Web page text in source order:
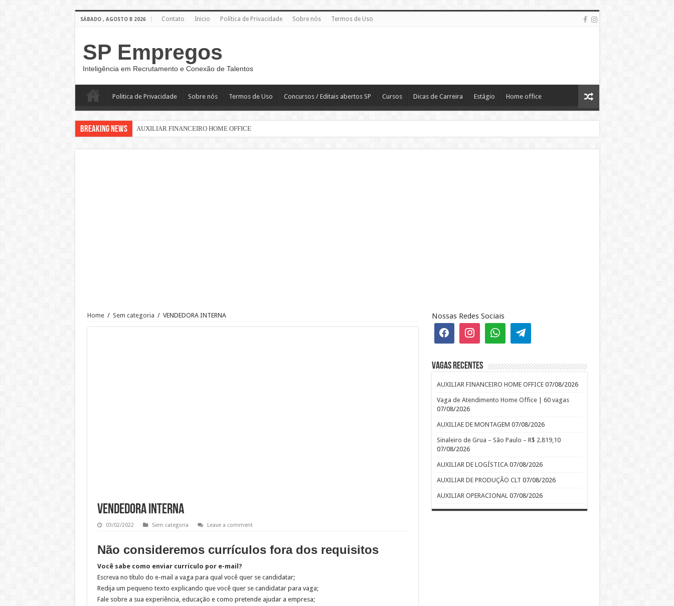
SÁBADO , AGOSTO 8 2026 Contato Inicio Política de Privacidade Sobre nós Termos de Uso
SP Empregos
Inteligência em Recrutamento e Conexão de Talentos
Politica de Privacidade Sobre nós Termos de Uso Concursos / Editais abertos SP Cursos Dicas de Carreira Estágio Home office
Breaking News AUXILIAR FINANCEIRO HOME OFFICE
OPERADOR DE LOJA – SAM’S CLUB
Home / Sem categoria / VENDEDORA INTERNA
VENDEDORA INTERNA
03/02/2022 Sem categoria Leave a comment
Não consideremos currículos fora dos requisitos
Você sabe como enviar currículo por e-mail?
Escreva no título do e-mail a vaga para qual você quer se candidatar;
Redija um pequeno texto explicando que você quer se candidatar para vaga;
Fale sobre a sua experiência, educação e como pretende ajudar a empresa;
Nossas Redes Sociais
Vagas recentes
AUXILIAR FINANCEIRO HOME OFFICE 07/08/2026
Vaga de Atendimento Home Office | 60 vagas
07/08/2026
AUXILIAE DE MONTAGEM 07/08/2026
Sinaleiro de Grua – São Paulo – R$ 2.819,10
07/08/2026
AUXILIAR DE LOGÍSTICA 07/08/2026
AUXILIAR DE PRODUÇÃO CLT 07/08/2026
AUXILIAR OPERACIONAL 07/08/2026